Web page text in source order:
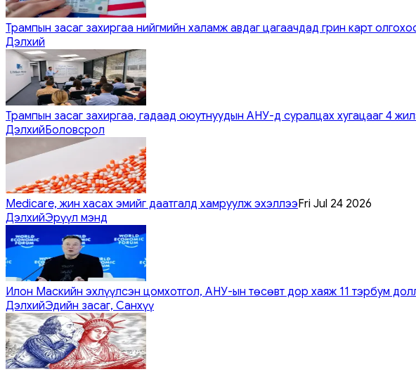
Трампын засаг захиргаа нийгмийн халамж авдаг цагаачдад грин карт
Дэлхий
Трампын засаг захиргаа, гадаад оюутнуудын АНУ-д суралцах хугацааг 4
ДэлхийБоловсрол
Medicare, жин хасах эмийг даатгалд хамруулж эхэллээFri Jul 24 2026
ДэлхийЭрүүл мэнд
Илон Маскийн эхлүүлсэн цомхотгол, АНУ-ын төсөвт дор хаяж 11 тэрбум
ДэлхийЭдийн засаг, Санхүү